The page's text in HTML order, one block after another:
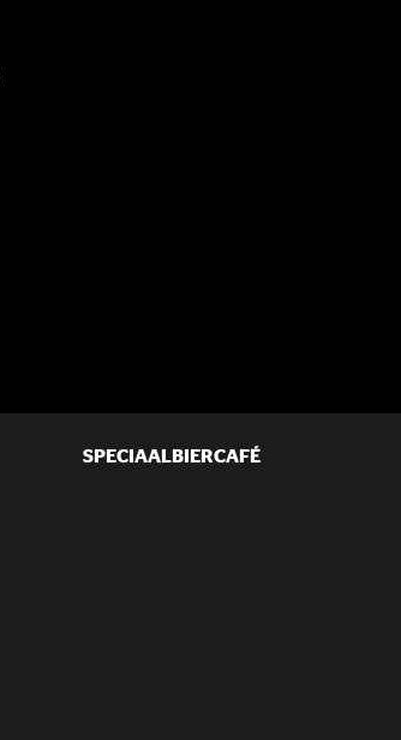
SPECIAALBIERCAFÉ